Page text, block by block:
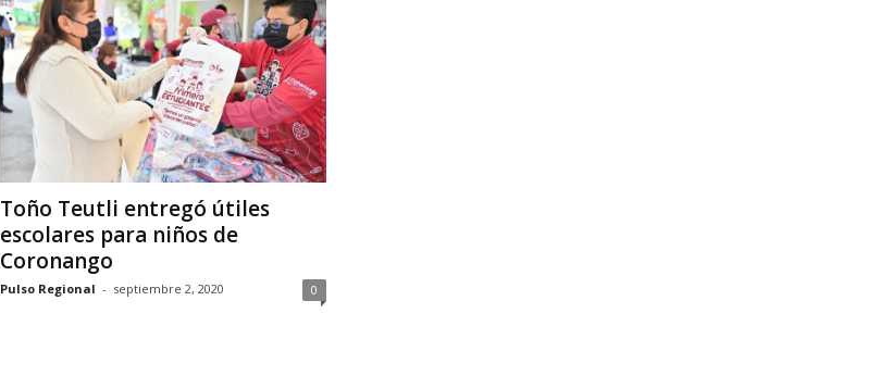
Toño Teutli entregó útiles
escolares para niños de
Coronango
Pulso Regional - septiembre 2, 2020 0